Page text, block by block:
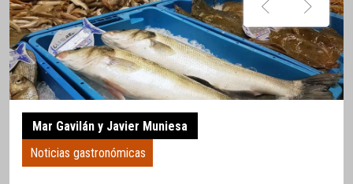
Mar Gavilán y Javier Muniesa
Noticias gastronómicas